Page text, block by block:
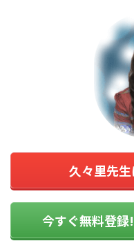
久々里先
今すぐ無料登録